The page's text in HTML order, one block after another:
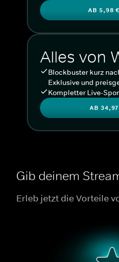
AB 5,98
Alles von
Blockbuster kurz
Exklusive und
Kompletter Live-
AB
Gib deinem
Erleb jetzt die Vorteile